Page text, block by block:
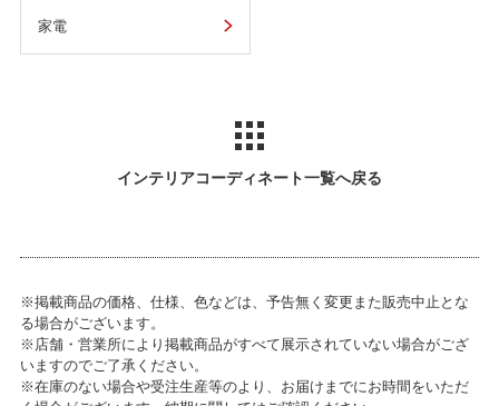
家電
インテリアコーディネート一覧へ戻る
※掲載商品の価格、仕様、色などは、予告無く変更また販売中止とな
る場合がございます。
※店舗・営業所により掲載商品がすべて展示されていない場合がござ
いますのでご了承ください。
※在庫のない場合や受注生産等のより、お届けまでにお時間をいただ